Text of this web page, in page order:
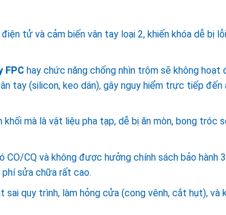
tử và cảm biến vân tay loại 2, khiến khóa dễ bị
FPC hay chức năng chống nhìn trộm sẽ không hoạt
tay (silicon, keo dán), gây nguy hiểm trực tiếp đến
khối mà là vật liệu pha tạp, dễ bị ăn mòn, bong tróc
CO/CQ và không được hưởng chính sách bảo hành
sửa chữa rất cao.
quy trình, làm hỏng cửa (cong vênh, cắt hụt), và